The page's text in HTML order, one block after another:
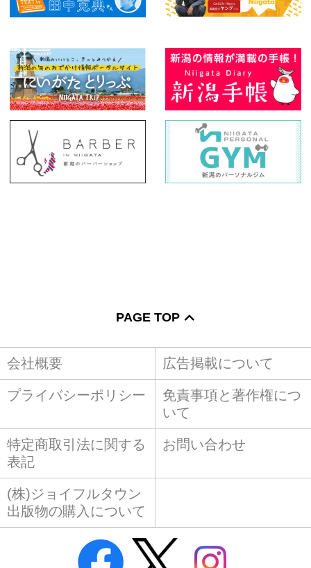
PAGE TOP
会社概要 広告掲載について
プライバシーポリシー
免責事項と著作権につ
いて
特定商取引法に関する
表記
お問い合わせ
(株)ジョイフルタウン
出版物の購入について